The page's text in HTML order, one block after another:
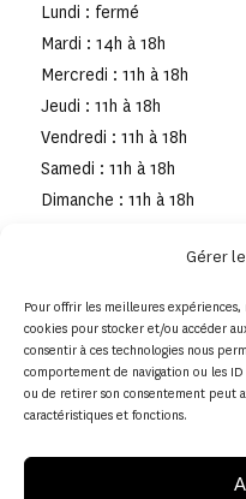
Gérer
Pour offrir les meilleures
cookies pour stocker et/ou accéder
consentir à ces technologies nous
comportement de navigation ou les
ou de retirer son consentement peut
caractéristiques et fonctions.
Lundi : fermé
Mardi : 14h à 18h
Mercredi : 11h à 18h
Jeudi : 11h à 18h
Vendredi : 11h à 18h
Samedi : 11h à 18h
Dimanche : 11h à 18h